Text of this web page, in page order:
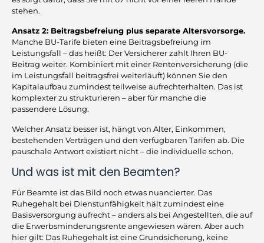
stehen.
Ansatz 2: Beitragsbefreiung plus separate Altersvorsorge.
Manche BU-Tarife bieten eine Beitragsbefreiung im
Leistungsfall – das heißt: Der Versicherer zahlt Ihren BU-
Beitrag weiter. Kombiniert mit einer Rentenversicherung (die
im Leistungsfall beitragsfrei weiterläuft) können Sie den
Kapitalaufbau zumindest teilweise aufrechterhalten. Das ist
komplexter zu strukturieren – aber für manche die
passendere Lösung.
Welcher Ansatz besser ist, hängt von Alter, Einkommen,
bestehenden Verträgen und den verfügbaren Tarifen ab. Die
pauschale Antwort existiert nicht – die individuelle schon.
Und was ist mit den Beamten?
Für Beamte ist das Bild noch etwas nuancierter. Das
Ruhegehalt bei Dienstunfähigkeit hält zumindest eine
Basisversorgung aufrecht – anders als bei Angestellten, die auf
die Erwerbsminderungsrente angewiesen wären. Aber auch
hier gilt: Das Ruhegehalt ist eine Grundsicherung, keine